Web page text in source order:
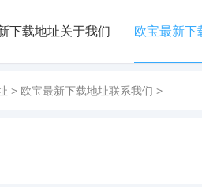
下载地址关于我们 欧宝最新下
> 欧宝最新下载地址联系我们 >